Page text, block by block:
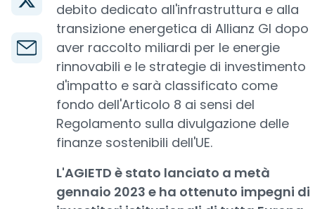
debito dedicato all'infrastruttura e alla
transizione energetica di Allianz GI dopo
aver raccolto miliardi per le energie
rinnovabili e le strategie di investimento
d'impatto e sarà classificato come
fondo dell'Articolo 8 ai sensi del
Regolamento sulla divulgazione delle
finanze sostenibili dell'UE.
L'AGIETD è stato lanciato a metà
gennaio 2023 e ha ottenuto impegni di